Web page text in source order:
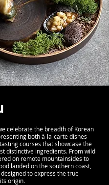
celebrate the breadth of Korean
both à-la-carte dishes
courses that showcase the
distinctive ingredients. From wild
on remote mountainsides to
landed on the southern coast,
to express the true
origin.